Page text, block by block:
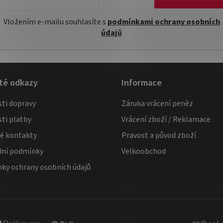
Vložením e-mailu souhlasíte s podmínkami ochrany osobních
údajů
odkazy
dopravy
platby
kontakty
podmínky
ochrany osobních údajů
Informace
Záruka vrácení peněz
Vrácení zboží / Reklamace
Pravost a původ zboží
Velkoobchod